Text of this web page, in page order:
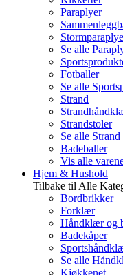
Paraplyer
Se alle
Fotballer
Se alle
Strand
Strandstoler
Se alle Strand
Badeballer
Vis alle
Hjem & Hushold
Tilbake til Alle
Bordbrikker
Forklær
Håndklær og
Badekåper
Se alle
Kjøkkenet